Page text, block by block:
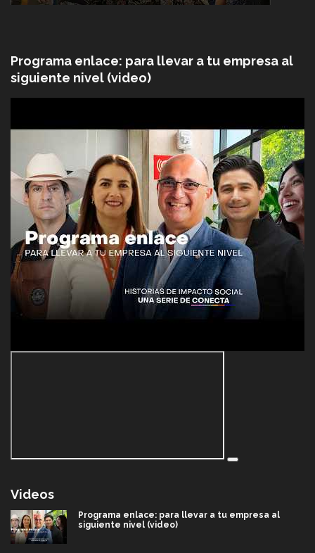
Programa enlace: para llevar a tu empresa al
siguiente nivel (video)
Videos
Programa enlace: para llevar a tu empresa al
siguiente nivel (video)